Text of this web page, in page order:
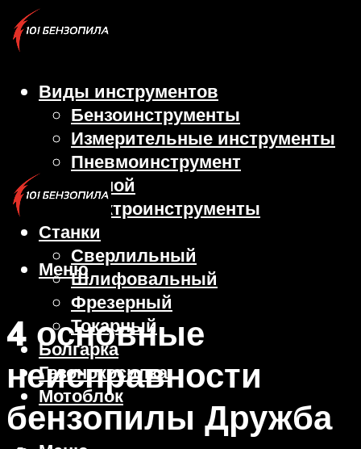
Виды инструментов
Бензоинструменты
Измерительные инструменты
Пневмоинструмент
Ручной
Электроинструменты
Станки
Сверлильный
Шлифовальный
Фрезерный
Токарный
Болгарка
Газонокосилка
Мотоблок
Меню
4 основные
неисправности
бензопилы Дружба